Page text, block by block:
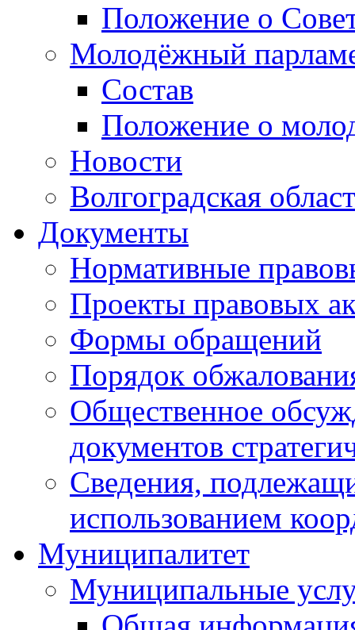
Положение о
Молодёжный
Состав
Положение о
Новости
Волгоградская
Документы
Нормативные
Проекты правовых
Формы обращений
Порядок
Общественное
документов
Сведения,
использованием
Муниципалитет
Муниципальные